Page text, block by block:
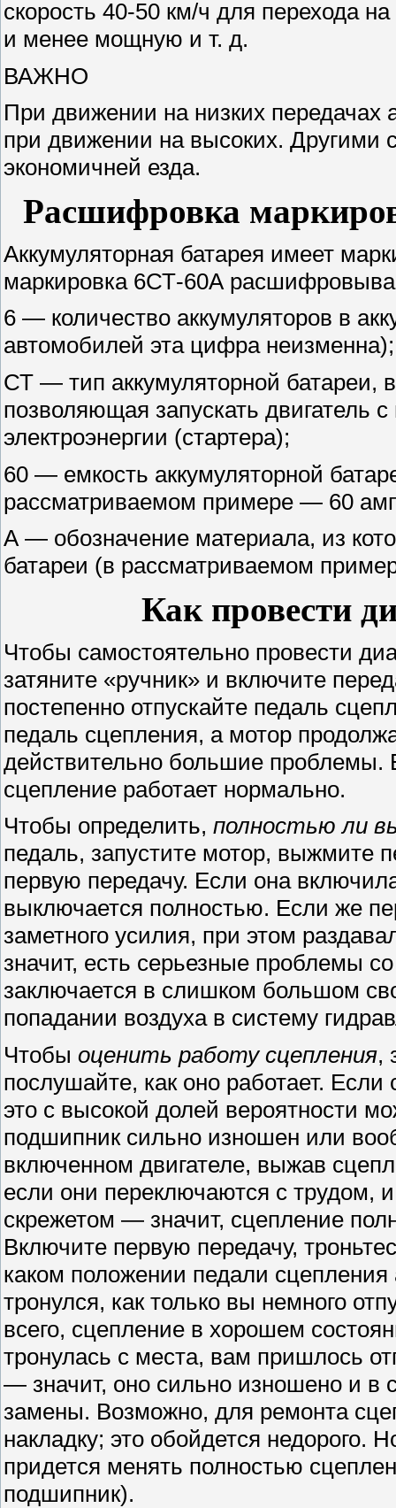
скорость 40-50 км/ч для перехода
и менее мощную и т. д.
ВАЖНО
При движении на низких
при движении на высоких.
экономичней езда.
Расшифровка
Аккумуляторная батарея имеет
маркировка 6СТ-60А
6 — количество аккумуляторов в
автомобилей эта цифра неизменна);
СТ — тип аккумуляторной батареи,
позволяющая запускать двигатель
электроэнергии (стартера);
60 — емкость аккумуляторной
рассматриваемом примере — 60
А — обозначение материала, из
батареи (в рассматриваемом
Как провести
Чтобы самостоятельно провести
затяните «ручник» и включите
постепенно отпускайте педаль
педаль сцепления, а мотор
действительно большие проблемы.
сцепление работает нормально.
Чтобы определить, полностью ли
педаль, запустите мотор, выжмите
первую передачу. Если она
выключается полностью. Если же
заметного усилия, при этом
значит, есть серьезные проблемы
заключается в слишком большом
попадании воздуха в систему
Чтобы оценить работу сцепления,
послушайте, как оно работает.
это с высокой долей вероятности
подшипник сильно изношен или
включенном двигателе, выжав
если они переключаются с трудом,
скрежетом — значит, сцепление
Включите первую передачу,
каком положении педали
тронулся, как только вы немного
всего, сцепление в хорошем
тронулась с места, вам пришлось
— значит, оно сильно изношено и в
замены. Возможно, для ремонта
накладку; это обойдется недорого.
придется менять полностью
подшипник).